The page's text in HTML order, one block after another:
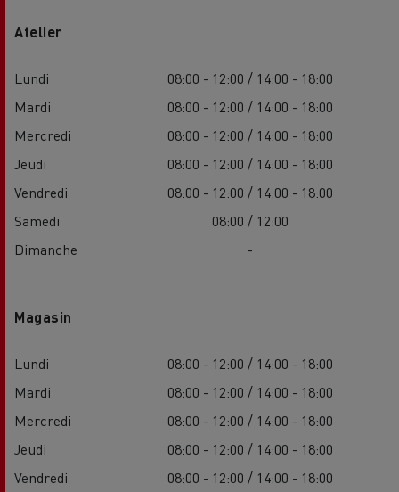
Atelier
Lundi
08:00 - 12:00 / 14:00 - 18:00
Mardi
08:00 - 12:00 / 14:00 - 18:00
Mercredi
08:00 - 12:00 / 14:00 - 18:00
Jeudi
08:00 - 12:00 / 14:00 - 18:00
Vendredi
08:00 - 12:00 / 14:00 - 18:00
Samedi
08:00 / 12:00
Dimanche
-
Magasin
Lundi
08:00 - 12:00 / 14:00 - 18:00
Mardi
08:00 - 12:00 / 14:00 - 18:00
Mercredi
08:00 - 12:00 / 14:00 - 18:00
Jeudi
08:00 - 12:00 / 14:00 - 18:00
Vendredi
08:00 - 12:00 / 14:00 - 18:00